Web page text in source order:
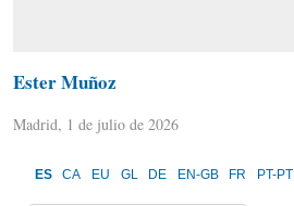
Ester Muñoz
Madrid, 1 de julio de 2026
ES CA EU GL DE EN-GB FR PT-PT